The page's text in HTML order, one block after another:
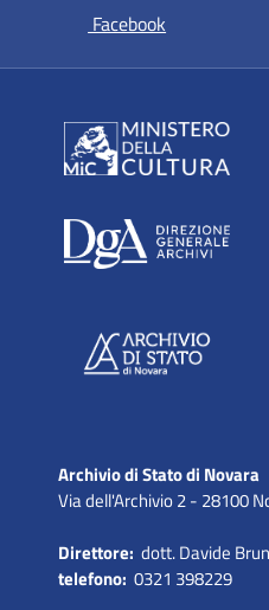
Facebook
Archivio di Stato di Novara
Via dell'Archivio 2 - 28100
Direttore: dott. Davide
telefono: 0321 398229